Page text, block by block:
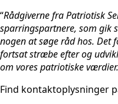
“Rådgiverne fra Patriotisk
sparringspartnere, som gik
nogen at søge råd hos. Det
fortsat stræbe efter og
om vores patriotiske værdier.
Find kontaktoplysninger